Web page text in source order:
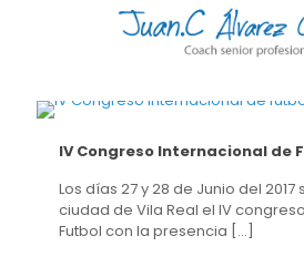
IV Congreso Internacional de
Los días 27 y 28 de Junio del
ciudad de Vila Real el IV
Futbol con la presencia […]